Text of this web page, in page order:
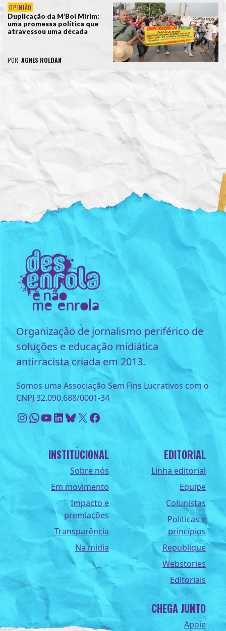
OPINIÃO
Duplicação da M’Boi Mirim:
uma promessa política que
atravessou uma década
POR AGNES ROLDAN
Organização de jornalismo periférico de
soluções e educação midiática
antirracista criada em 2013.
Somos uma Associação Sem Fins Lucrativos com o
CNPJ 32.090.688/0001-34
Instagram
WhatsApp
Youtube
LinkedIn
Bluesky
X Facebook
INSTITUCIONAL
Sobre nós
Em movimento
Impacto e
premiações
Transparência
Na midia
EDITORIAL
Linha editorial
Equipe
Colunistas
Políticas e
princípios
Republique
Webstories
Editoriais
CHEGA JUNTO
Apoie